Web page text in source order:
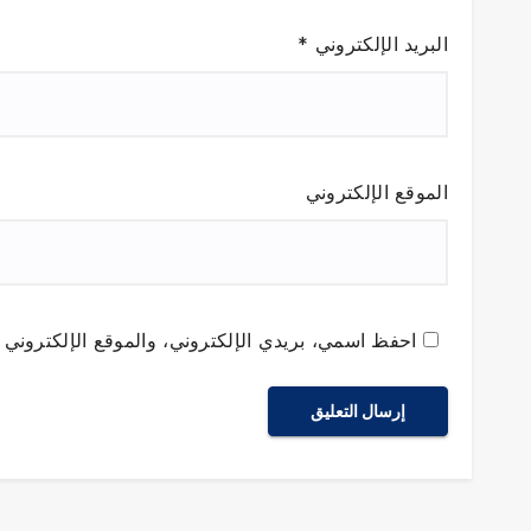
البريد الإلكتروني *
الموقع الإلكتروني
احفظ اسمي، بريدي الإلكتروني، والموقع